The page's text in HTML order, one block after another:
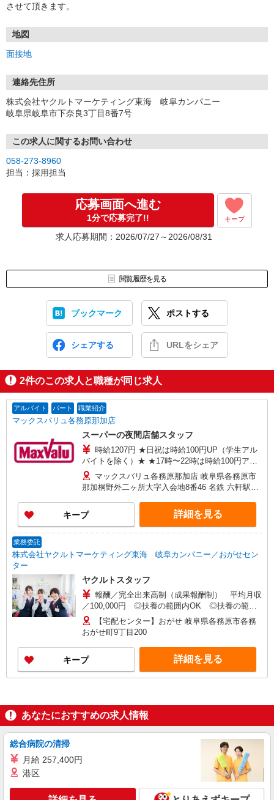
させて頂きます。
地図
面接地
連絡先住所
株式会社ヤクルトマーケティング東海 岐阜カンパニー
岐阜県岐阜市下奈良3丁目8番7号
この求人に関するお問い合わせ
058-273-8960
担当：採用担当
応募画面へ進む
1分で応募完了!! キープ
求人応募期間：2026/07/27～2026/08/31
閲覧履歴を見る
ブックマーク ポストする
シェアする URLをシェア
2件のこの求人と職種が同じ求人
アルバイト パート 職業紹介
マックスバリュ各務原那加店
スーパーの夜間店舗スタッフ
時給1207円 ★日祝は時給100円UP（学生アル
バイトを除く）★ ★17時〜22時は時給100円アッ
プ 【契約期間】 試用期間3カ月後、6カ月ごと更
新 ※試用期間中も条件は同じです
マックスバリュ各務原那加店 岐阜県各務原市
那加桐野外二ヶ所大字入会地8番46 名鉄 六軒駅か
キープ 詳細を見る
業務委託
株式会社ヤクルトマーケティング東海 岐阜カンパニー／おがせセン
ター
ヤクルトスタッフ
報酬／完全出来高制（成果報酬制） 平均月収
／100,000円 ◎扶養の範囲内OK ◎扶養の範囲
を超えた高収入も応相談 お気軽にお問い合わせ
下さい。 ※収入補償／月10円 ※収入補償期間
／６カ月 ※研修期間／10日間（10：00〜12：
30） 研修手当／1日2,000円
【宅配センター】おがせ 岐阜県各務原市各務
おがせ町9丁目200
キープ 詳細を見る
あなたにおすすめの求人情報
総合病院の清掃
月給 257,400円
港区